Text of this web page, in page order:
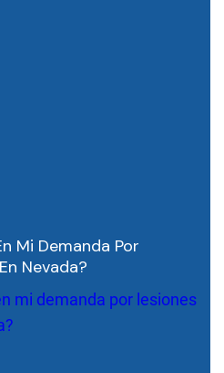
Mi Demanda Por
Nevada?